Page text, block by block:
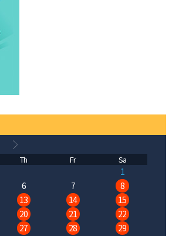
Th Fr Sa
1
6 7
8
13 14
15
20 21
22
27 28
29